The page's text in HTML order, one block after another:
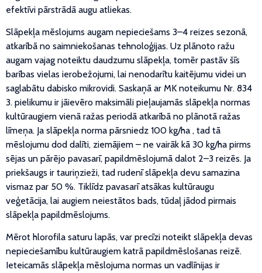
efektīvi pārstrādā augu atliekas.
Slāpekļa mēslojums augam nepieciešams 3–4 reizes sezonā,
atkarībā no saimniekošanas tehnoloģijas. Uz plānoto ražu
augam vajag noteiktu daudzumu slāpekļa, tomēr pastāv šīs
barības vielas ierobežojumi, lai nenodarītu kaitējumu videi un
saglabātu dabisko mikrovidi. Saskaņā ar MK noteikumu Nr. 834
3. pielikumu ir jāievēro maksimāli pieļaujamās slāpekļa normas
kultūraugiem vienā ražas periodā atkarībā no plānotā ražas
līmeņa. Ja slāpekļa norma pārsniedz 100 kg/ha , tad tā
mēslojumu dod dalīti, ziemājiem – ne vairāk kā 30 kg/ha pirms
sējas un pārējo pavasarī, papildmēslojumā dalot 2–3 reizēs. Ja
priekšaugs ir tauriņzieži, tad rudenī slāpekļa devu samazina
vismaz par 50 %. Tiklīdz pavasarī atsākas kultūraugu
veģetācija, lai augiem neiestātos bads, tūdaļ jādod pirmais
slāpekļa papildmēslojums.
Mērot hlorofila saturu lapās, var precīzi noteikt slāpekļa devas
nepieciešamību kultūraugiem katrā papildmēslošanas reizē.
Ieteicamās slāpekļa mēslojuma normas un vadlīnijas ir